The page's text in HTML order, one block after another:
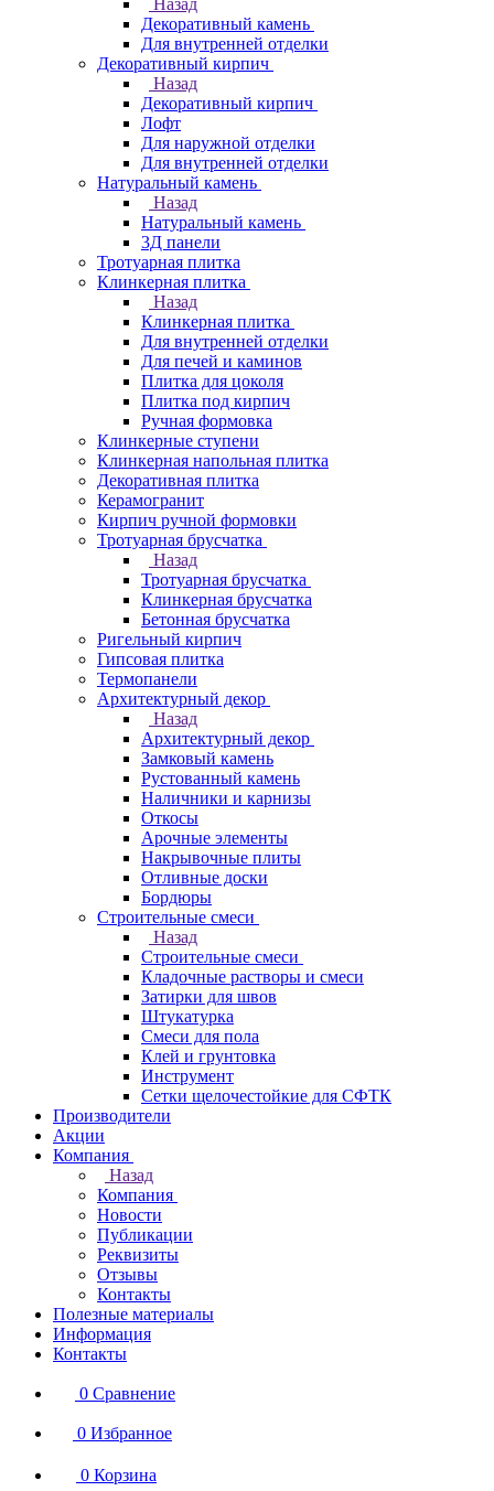
Назад
Декоративный камень
Для внутренней отделки
Декоративный кирпич
Назад
Декоративный кирпич
Лофт
Для наружной отделки
Для внутренней отделки
Натуральный камень
Назад
Натуральный камень
3Д панели
Тротуарная плитка
Клинкерная плитка
Назад
Клинкерная плитка
Для внутренней отделки
Для печей и каминов
Плитка для цоколя
Плитка под кирпич
Ручная формовка
Клинкерные ступени
Клинкерная напольная плитка
Декоративная плитка
Керамогранит
Кирпич ручной формовки
Тротуарная брусчатка
Назад
Тротуарная брусчатка
Клинкерная брусчатка
Бетонная брусчатка
Ригельный кирпич
Гипсовая плитка
Термопанели
Архитектурный декор
Назад
Архитектурный декор
Замковый камень
Рустованный камень
Наличники и карнизы
Откосы
Арочные элементы
Накрывочные плиты
Отливные доски
Бордюры
Строительные смеси
Назад
Строительные смеси
Кладочные растворы и смеси
Затирки для швов
Штукатурка
Смеси для пола
Клей и грунтовка
Инструмент
Сетки щелочестойкие для СФТК
Производители
Акции
Компания
Назад
Компания
Новости
Публикации
Реквизиты
Отзывы
Контакты
Полезные материалы
Информация
Контакты
0 Сравнение
0 Избранное
0 Корзина